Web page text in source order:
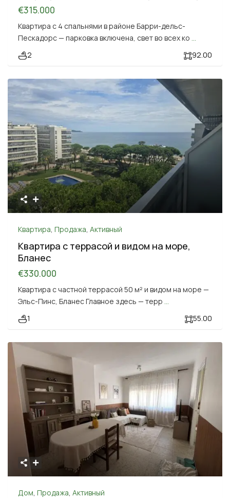
€315.000
Квартира с 4 спальнями в районе Барри-дельс-
Пескадорс — парковка включена, свет во всех ко
2
92.00
Квартира, Продажа, Активный
Квартира с террасой и видом на море,
Бланес
€330.000
Квартира с частной террасой 50 м² и видом на море —
Эльс-Пинс, Бланес Главное здесь — терр ...
1
55.00
Дом, Продажа, Активный